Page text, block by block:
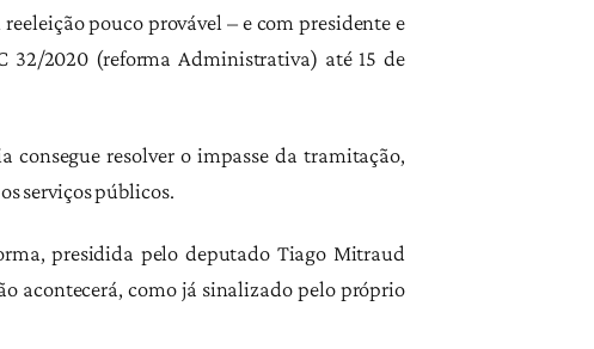
pouco provável – e com presidente e
32/2020 (reforma Administrativa) até 15 de
resolver o impasse da tramitação,
serviços públicos.
presidida pelo deputado Tiago Mitraud
acontecerá, como já sinalizado pelo próprio